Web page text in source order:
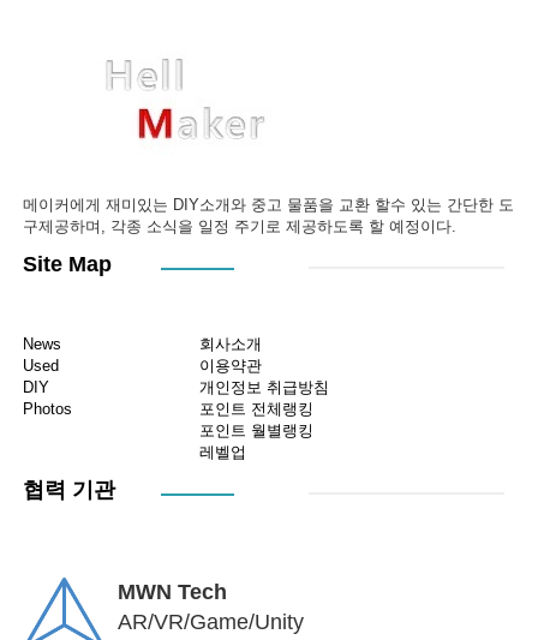
메이커에게 재미있는 DIY소개와 중고 물품을 교환 할수 있는 간단한 도
구제공하며, 각종 소식을 일정 주기로 제공하도록 할 예정이다.
Site Map
News
Used
DIY
Photos
회사소개
이용약관
개인정보 취급방침
포인트 전체랭킹
포인트 월별랭킹
레벨업
협력 기관
MWN Tech
AR/VR/Game/Unity